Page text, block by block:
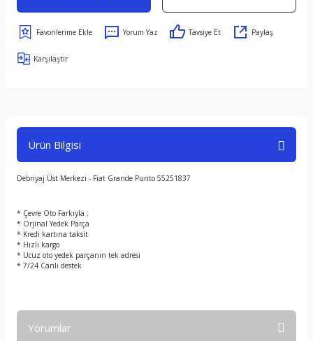
Yorum Yaz Tavsiye Et Paylaş
Karşılaştır
Ürün Bilgisi
Debriyaj Üst Merkezi - Fiat Grande Punto 55251837
* Çevre Oto Farkıyla ;
* Orjinal Yedek Parça
* Kredi kartına taksit
* Hızlı kargo
* Ucuz oto yedek parçanın tek adresi
* 7/24 Canlı destek
Yorumlar